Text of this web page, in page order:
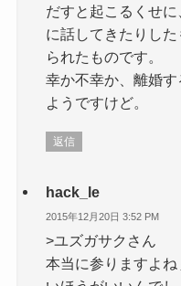
だすと起こるくせ
に話してきたりし
られたものです。
幸か不幸か、離婚
ようですけど。
返信
hack_le
2015年12月20日 3:52 PM
>ユズガサクさん
本当に参りますよ